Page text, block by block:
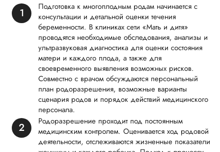
Подготовка к многоплодным родам начинается с
консультации и детальной оценки течения
беременности. В клиниках сети «Мать и дитя»
проводятся необходимые обследования, анализы и
ультразвуковая диагностика для оценки состояния
матери и каждого плода, а также для
своевременного выявления возможных рисков.
Совместно с врачом обсуждаются персональный
план родоразрешения, возможные варианты
сценария родов и порядок действий медицинского
персонала.
Родоразрешение проходит под постоянным
медицинским контролем. Оценивается ход родовой
деятельности, отслеживаются жизненные показатели